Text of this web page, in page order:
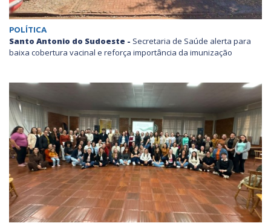
POLÍTICA
Santo Antonio do Sudoeste - Secretaria de Saúde alerta para
baixa cobertura vacinal e reforça importância da imunização